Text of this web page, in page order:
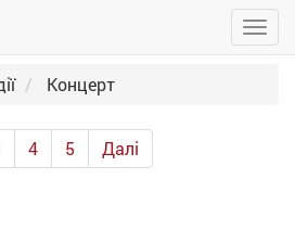
Концерт
4 5 Далі